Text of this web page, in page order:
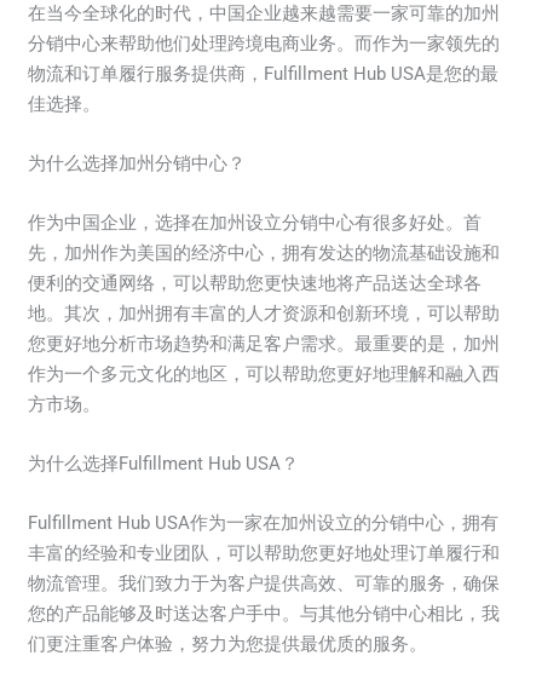
在当今全球化的时代，中国企业越来越需要一家可靠的加州
分销中心来帮助他们处理跨境电商业务。而作为一家领先的
物流和订单履行服务提供商，Fulfillment Hub USA是您的最
佳选择。
为什么选择加州分销中心？
作为中国企业，选择在加州设立分销中心有很多好处。首
先，加州作为美国的经济中心，拥有发达的物流基础设施和
便利的交通网络，可以帮助您更快速地将产品送达全球各
地。其次，加州拥有丰富的人才资源和创新环境，可以帮助
您更好地分析市场趋势和满足客户需求。最重要的是，加州
作为一个多元文化的地区，可以帮助您更好地理解和融入西
方市场。
为什么选择Fulfillment Hub USA？
Fulfillment Hub USA作为一家在加州设立的分销中心，拥有
丰富的经验和专业团队，可以帮助您更好地处理订单履行和
物流管理。我们致力于为客户提供高效、可靠的服务，确保
您的产品能够及时送达客户手中。与其他分销中心相比，我
们更注重客户体验，努力为您提供最优质的服务。